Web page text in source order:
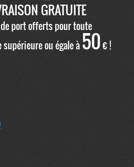
GRATUITE
port offerts pour toute
supérieure ou égale à50€ !